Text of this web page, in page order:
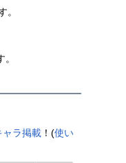
。
ャラ掲載 ！(使い